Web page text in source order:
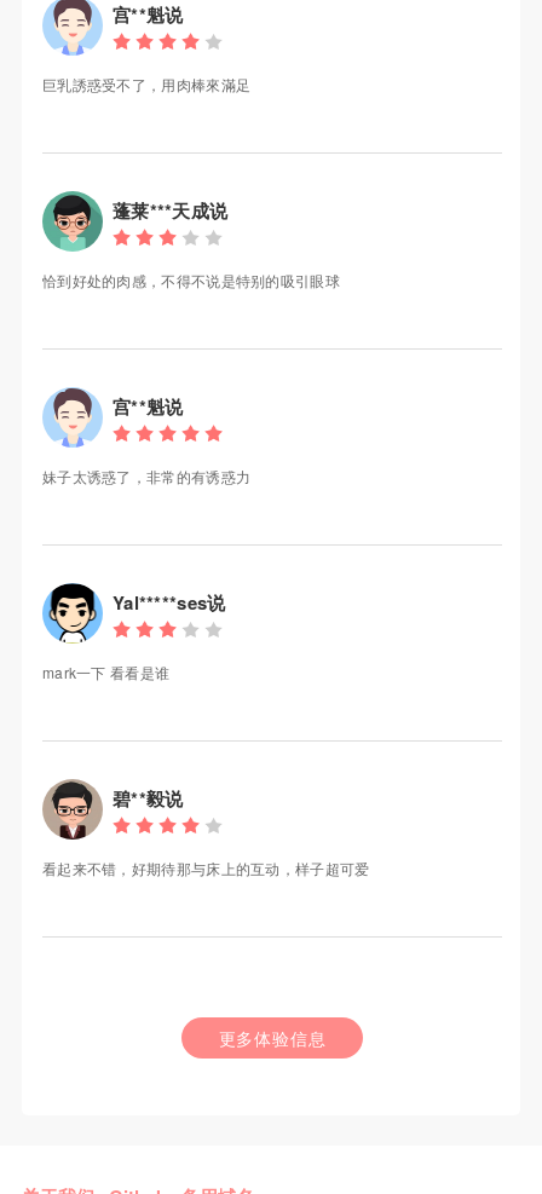
宫**魁说
巨乳誘惑受不了，用肉棒來滿足
蓬莱***天成说
恰到好处的肉感，不得不说是特别的吸引眼球
宫**魁说
妹子太诱惑了，非常的有诱惑力
Yal*****ses说
mark一下 看看是谁
碧**毅说
看起来不错，好期待那与床上的互动，样子超可爱
更多体验信息